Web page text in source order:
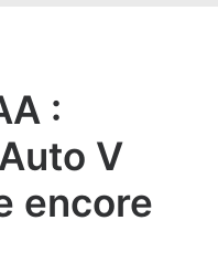
:
V
encore